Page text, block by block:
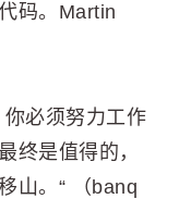
码。Martin
必须努力工作
终是值得的，
山。“ （banq